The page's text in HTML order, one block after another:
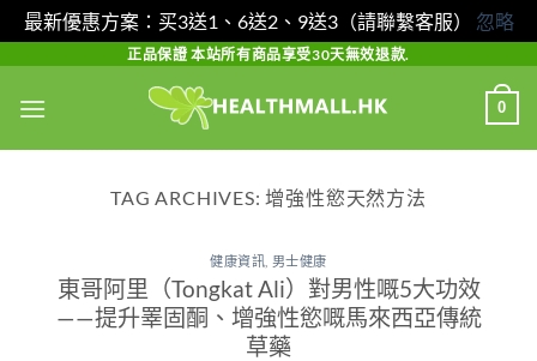
最新優惠方案：买3送1、6送2、9送3（請聯繫客服） 忽略
content
正品保證 本站所有商品享受30天無效退款.
0
TAG ARCHIVES:增強性慾天然方法
健康資訊 男士健康
東哥阿里（Tongkat Ali）對男性嘅5大功效
——提升睪固酮、增強性慾嘅馬來西亞傳統
草藥